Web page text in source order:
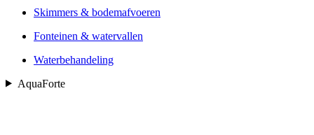
Skimmers & bodemafvoeren
Fonteinen & watervallen
Waterbehandeling
AquaForte